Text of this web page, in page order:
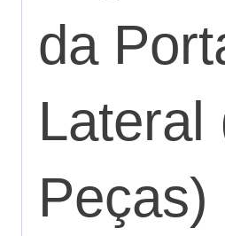
da
Lateral
Peças)